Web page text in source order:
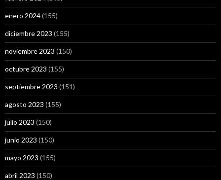
enero 2024(155)
diciembre 2023 (155)
noviembre 2023 (150)
octubre 2023 (155)
septiembre 2023 (151)
agosto 2023 (155)
julio 2023 (150)
junio 2023 (150)
mayo 2023 (155)
abril 2023 (150)